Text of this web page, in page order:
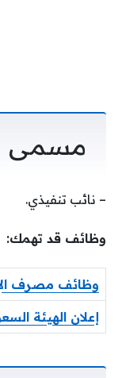
مسمى
– نائب تنفيذي.
وظائف قد تهمك:
وظائف مصرف
إعلان الهيئة